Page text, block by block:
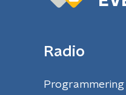
Radio
Programmering